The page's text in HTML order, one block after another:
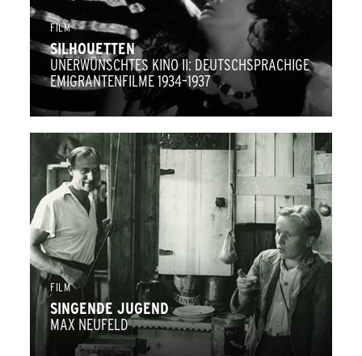
FILM
SILHOUETTEN
UNERWÜNSCHTES KINO II: DEUTSCHSPRACHIGE
EMIGRANTENFILME 1934–1937
FILM
SINGENDE JUGEND
MAX NEUFELD